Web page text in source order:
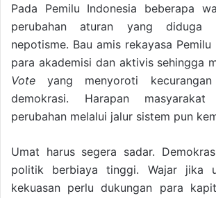
Pada Pemilu Indonesia beberapa
perubahan aturan yang diduga
nepotisme. Bau amis rekayasa
para akademisi dan aktivis sehingga
Vote yang menyoroti
demokrasi. Harapan
perubahan melalui jalur sistem pun
Umat harus segera sadar.
politik berbiaya tinggi. Wajar jika
kekuasan perlu dukungan para